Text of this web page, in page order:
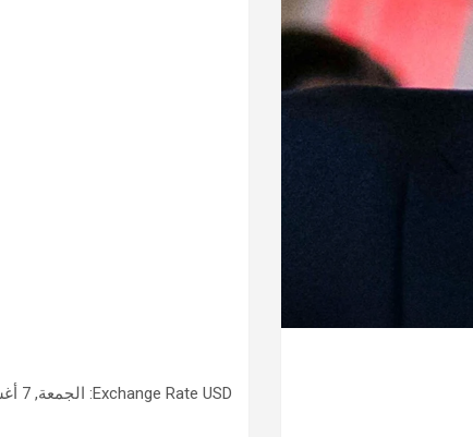
Exchange Rate USD : الجمعة, 7 أغسطس.